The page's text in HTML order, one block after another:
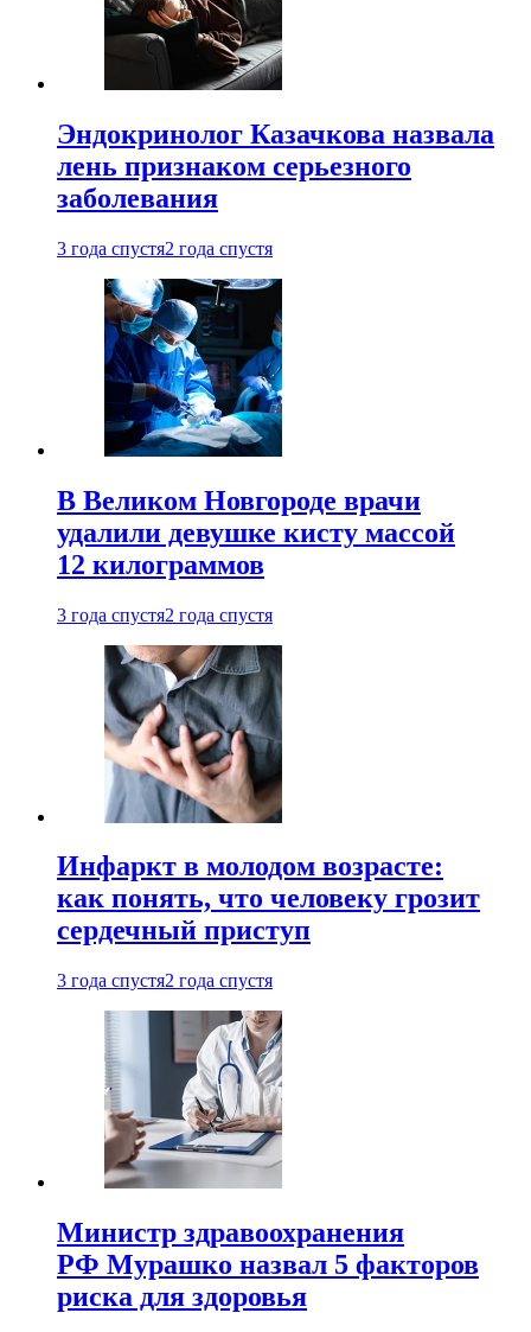
Эндокринолог Казачкова назвала
лень признаком серьезного
заболевания
3 года спустя2 года спустя
В Великом Новгороде врачи
удалили девушке кисту массой
12 килограммов
3 года спустя2 года спустя
Инфаркт в молодом возрасте:
как понять, что человеку грозит
сердечный приступ
3 года спустя2 года спустя
Министр здравоохранения
РФ Мурашко назвал 5 факторов
риска для здоровья